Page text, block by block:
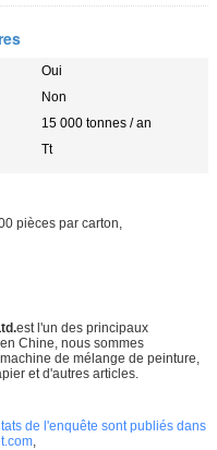
Oui
Non
15 000 tonnes / an
Tt
pièces par carton,
est l'un des principaux
Chine, nous sommes
de mélange de peinture,
et d'autres articles.
de l'enquête sont publiés dans
,